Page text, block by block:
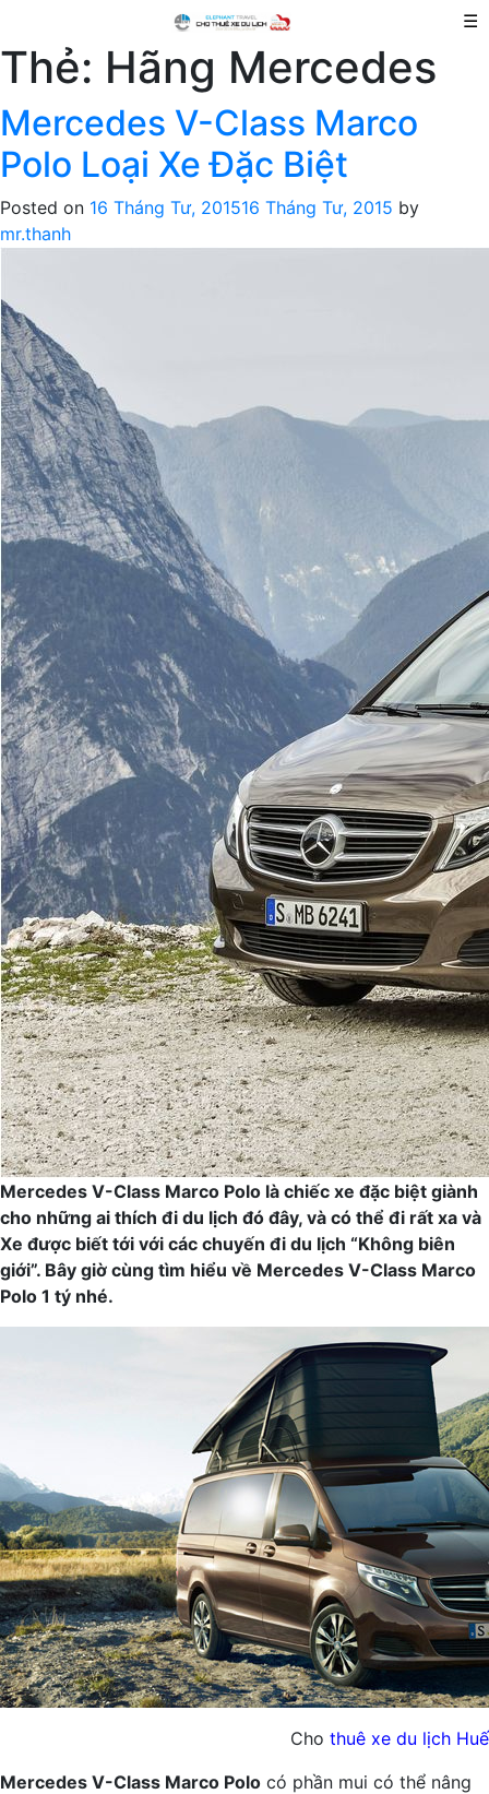
☰
Thẻ: Hãng Mercedes
Mercedes V-Class Marco
Polo Loại Xe Đặc Biệt
Posted on 16 Tháng Tư, 201516 Tháng Tư, 2015 by
mr.thanh
Mercedes V-Class Marco Polo là chiếc xe đặc biệt giành
cho những ai thích đi du lịch đó đây, và có thể đi rất xa và
Xe được biết tới với các chuyến đi du lịch “Không biên
giới”. Bây giờ cùng tìm hiểu về Mercedes V-Class Marco
Polo 1 tý nhé.
Cho thuê xe du lịch Huế
Mercedes V-Class Marco Polo có phần mui có thể nâng